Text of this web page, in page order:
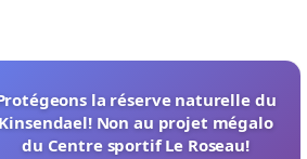
la réserve naturelle du
Kinsendael! Non au projet mégalo
du Centre sportif Le Roseau!